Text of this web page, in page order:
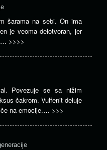
šarama na sebi. On ima
je veoma delotvoran, jer
>>>>
Povezuje se sa nižim
čakrom. Vulfenit deluje
na emocije.… >>>